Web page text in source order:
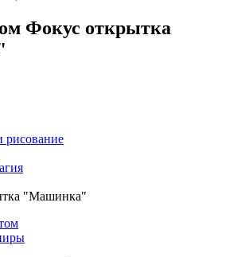
Фокус открытка
рисование
"Машинка"